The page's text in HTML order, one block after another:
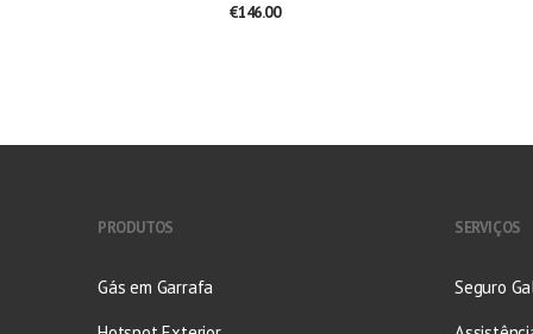
€146.00
PRODUTOS
Gás em Garrafa
SERVIÇOS
Seguro